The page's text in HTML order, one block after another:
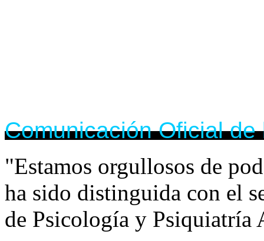
Comunicación Oficial
"Estamos orgullosos de
ha sido distinguida con el
de Psicología y Psiquiatría